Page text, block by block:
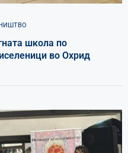
школа по
во Охрид